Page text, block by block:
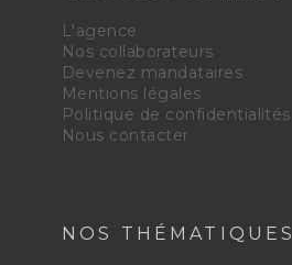
L'agence
Nos collaborateurs
Devenez mandataires
Mentions légales
Politique de confidentialités
Nous contacter
NOS THÉMATIQUES